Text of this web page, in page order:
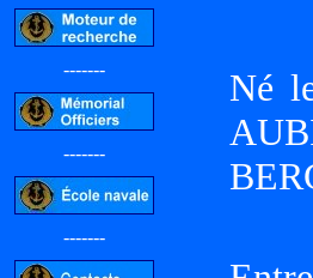
-------
-------
-------
Né